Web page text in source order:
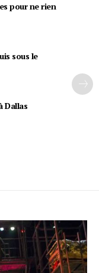
pour ne rien
sous le
Dallas